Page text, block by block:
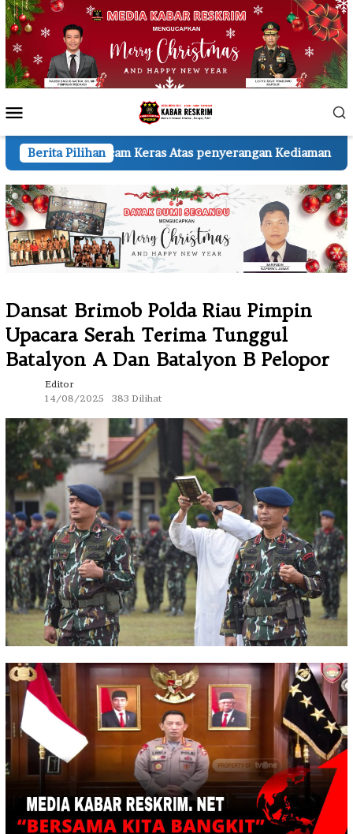
Loncat
ke
konten
Mobile
Berita Pilihan
penyerangan Kediaman Wartawan A.H. KSP di
Dansat Brimob Polda Riau Pimpin
Upacara Serah Terima Tunggul
Batalyon A Dan Batalyon B Pelopor
Editor
14/08/2025
383 Dilihat